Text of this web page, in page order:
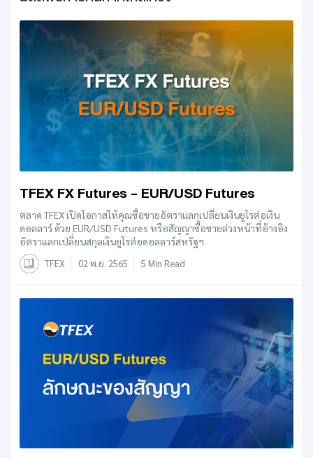
TFEX FX Futures - EUR/USD Futures
ตลาด TFEX เปิดโอกาสให้คุณซื้อขายอัตราแลกเปลี่ยนเงินยูโรต่อเงิน
ดอลลาร์ ด้วย EUR/USD Futures หรือสัญญาซื้อขายล่วงหน้าที่อ้างอิง
อัตราแลกเปลี่ยนสกุลเงินยูโรต่อดอลลาร์สหรัฐฯ
TFEX 02 พ.ย. 2565 5 Min Read